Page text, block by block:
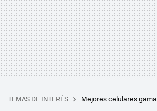
TEMAS DE INTERÉS Mejores celulares